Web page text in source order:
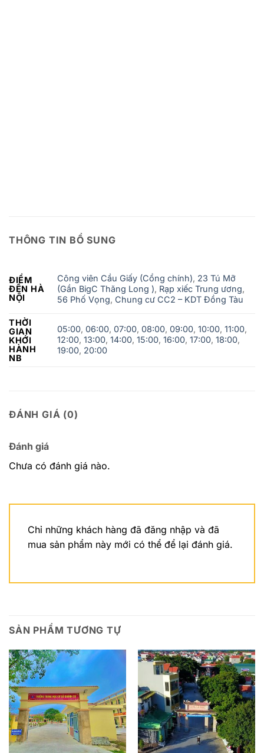
THÔNG TIN BỔ SUNG
ĐIỂM
ĐẾN HÀ
NỘI
Công viên Cầu Giấy (Cổng chính), 23 Tú Mỡ
(Gần BigC Thăng Long ), Rạp xiếc Trung ương,
56 Phố Vọng, Chung cư CC2 – KDT Đồng Tàu
THỜI
GIAN
KHỚI
HÀNH
NB
05:00,06:00,07:00,08:00,09:00,10:00,11:00,
12:00,13:00,14:00,15:00,16:00,17:00,18:00,
19:00, 20:00
ĐÁNH GIÁ (0)
Đánh giá
Chưa có đánh giá nào.
Chỉ những khách hàng đã đăng nhập và đã
mua sản phẩm này mới có thể để lại đánh giá.
SẢN PHẨM TƯƠNG TỰ